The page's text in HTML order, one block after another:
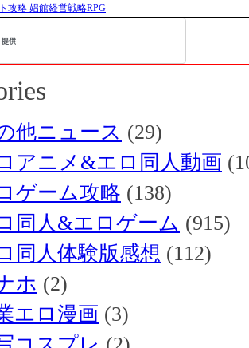
攻略 娼館経営戦略RPG
他ニュース (29)
アニメ&エロ同人動画
ゲーム攻略 (138)
同人&エロゲーム (915)
同人体験版感想 (112)
ホ (2)
エロ漫画 (3)